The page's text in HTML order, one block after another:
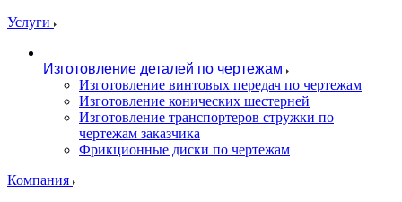
Услуги
Изготовление деталей по чертежам
Изготовление винтовых передач по чертежам
Изготовление конических шестерней
Изготовление транспортеров стружки по
чертежам заказчика
Фрикционные диски по чертежам
Компания